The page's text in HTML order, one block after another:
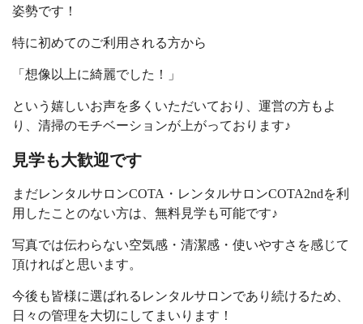
姿勢です！
特に初めてのご利用される方から
「想像以上に綺麗でした！」
という嬉しいお声を多くいただいており、運営の方もよ
り、清掃のモチベーションが上がっております♪
見学も大歓迎です
まだレンタルサロンCOTA・レンタルサロンCOTA2ndを利
用したことのない方は、無料見学も可能です♪
写真では伝わらない空気感・清潔感・使いやすさを感じて
頂ければと思います。
今後も皆様に選ばれるレンタルサロンであり続けるため、
日々の管理を大切にしてまいります！